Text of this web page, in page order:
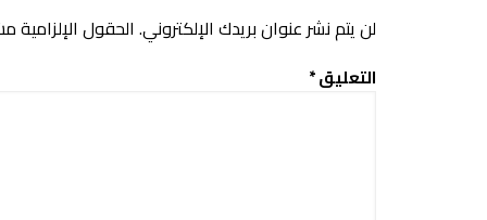
لن يتم نشر عنوان بريدك الإلكتروني. الحقول الإلزامية
التعليق*